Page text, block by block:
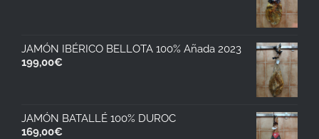
JAMÓN IBÉRICO BELLOTA 100% Añada 2023
199,00€
JAMÓN BATALLÉ 100% DUROC
169,00€